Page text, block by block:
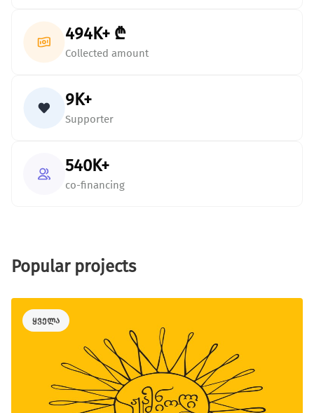
494K+ ₾
Collected amount
9K+
Supporter
540K+
co-financing
Popular projects
ყველა